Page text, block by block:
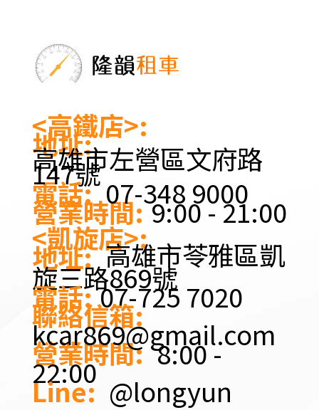
<高鐵店>:
地址:
高雄市左營區文府路
147號
電話: 07-348 9000
營業時間: 9:00 - 21:00
<凱旋店>:
地址: 高雄市苓雅區凱
旋三路869號
電話:07-725 7020
聯絡信箱:
kcar869@gmail.com
營業時間: 8:00 -
22:00
Line: @longyun